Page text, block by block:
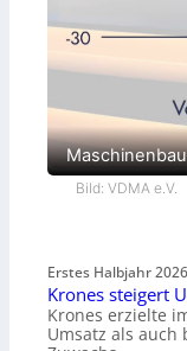
Bild: VDMA e.V.
Erstes Halbjahr 2026
Krones steigert
Krones erzielte
Umsatz als auch